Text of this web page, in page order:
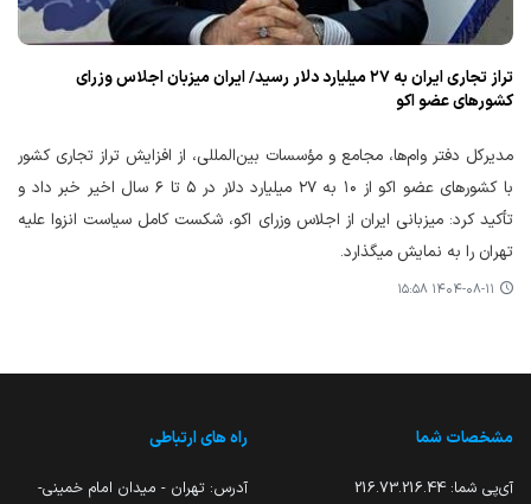
تراز تجاری ایران به ۲۷ میلیارد دلار رسید/ ایران میزبان اجلاس وزرای
کشورهای عضو اکو
مدیرکل دفتر وام‌ها، مجامع و مؤسسات بین‌المللی، از افزایش تراز تجاری کشور
با کشورهای عضو اکو از ۱۰ به ۲۷ میلیارد دلار در ۵ تا ۶ سال اخیر خبر داد و
تأکید کرد: میزبانی ایران از اجلاس وزرای اکو، شکست کامل سیاست انزوا علیه
تهران را به نمایش میگذارد.
۱۴۰۴-۰۸-۱۱ ۱۵:۵۸
مشخصات شما
آی‌پی شما: 216.73.216.44
راه های ارتباطی
آدرس: تهران - میدان امام خمینی-